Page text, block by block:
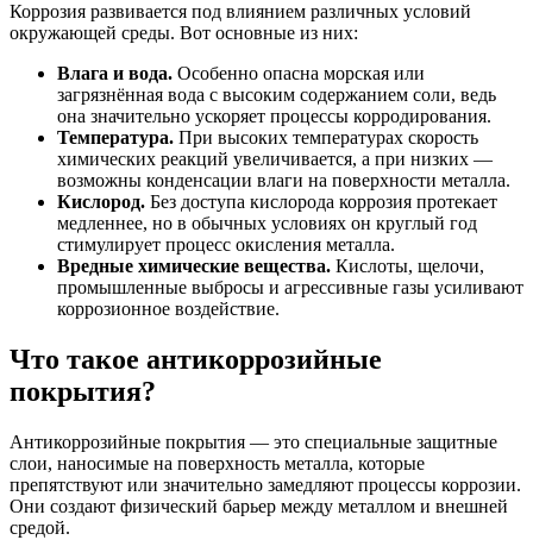
Коррозия развивается под влиянием различных условий
окружающей среды. Вот основные из них:
Влага и вода. Особенно опасна морская или
загрязнённая вода с высоким содержанием соли, ведь
она значительно ускоряет процессы корродирования.
Температура. При высоких температурах скорость
химических реакций увеличивается, а при низких —
возможны конденсации влаги на поверхности металла.
Кислород. Без доступа кислорода коррозия протекает
медленнее, но в обычных условиях он круглый год
стимулирует процесс окисления металла.
Вредные химические вещества. Кислоты, щелочи,
промышленные выбросы и агрессивные газы усиливают
коррозионное воздействие.
Что такое антикоррозийные
покрытия?
Антикоррозийные покрытия — это специальные защитные
слои, наносимые на поверхность металла, которые
препятствуют или значительно замедляют процессы коррозии.
Они создают физический барьер между металлом и внешней
средой.